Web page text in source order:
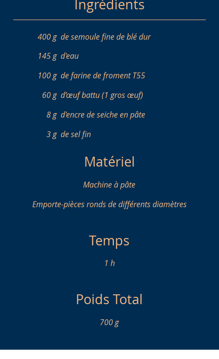
Ingrédients
400 g de semoule fine de blé dur
145 g d'eau
100 g de farine de froment T55
60 g d’œuf battu (1 gros œuf)
8 g d'encre de seiche en pâte
3 g de sel fin
Matériel
Machine à pâte
Emporte-pièces ronds de différents diamètres
Temps
1 h
Poids Total
700 g